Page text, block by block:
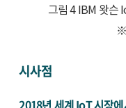
그림 4 IBM 왓슨
시사점
2018년 세계 IoT 시장